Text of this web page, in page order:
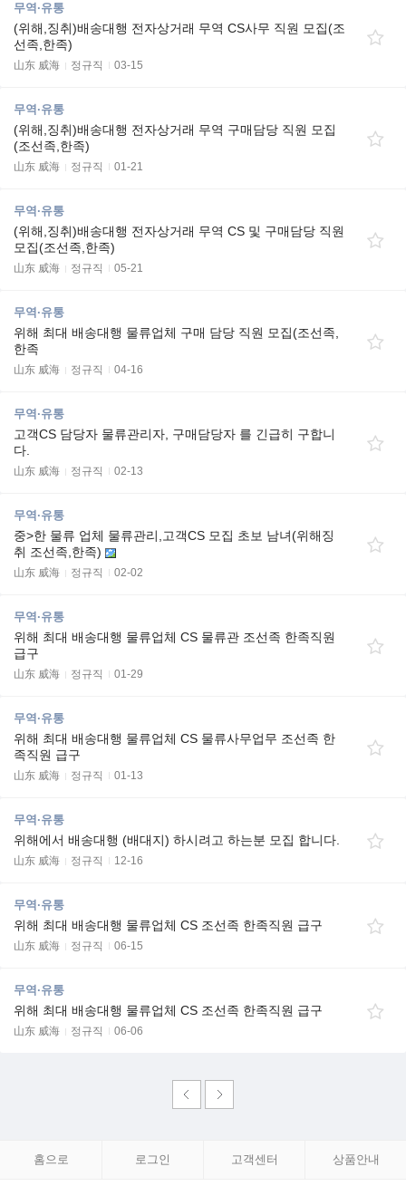
무역·유통
(위해,징취)배송대행 전자상거래 무역 CS사무 직원 모집(조
선족,한족)
山东 威海 정규직 03-15
무역·유통
(위해,징취)배송대행 전자상거래 무역 구매담당 직원 모집
(조선족,한족)
山东 威海 정규직 01-21
무역·유통
(위해,징취)배송대행 전자상거래 무역 CS 및 구매담당 직원
모집(조선족,한족)
山东 威海 정규직 05-21
무역·유통
위해 최대 배송대행 물류업체 구매 담당 직원 모집(조선족,
한족
山东 威海 정규직 04-16
무역·유통
고객CS 담당자 물류관리자, 구매담당자 를 긴급히 구합니
다.
山东 威海 정규직 02-13
무역·유통
중>한 물류 업체 물류관리,고객CS 모집 초보 남녀(위해징
취 조선족,한족)
山东 威海 정규직 02-02
무역·유통
위해 최대 배송대행 물류업체 CS 물류관 조선족 한족직원
급구
山东 威海 정규직 01-29
무역·유통
위해 최대 배송대행 물류업체 CS 물류사무업무 조선족 한
족직원 급구
山东 威海 정규직 01-13
무역·유통
위해에서 배송대행 (배대지) 하시려고 하는분 모집 합니다.
山东 威海 정규직 12-16
무역·유통
위해 최대 배송대행 물류업체 CS 조선족 한족직원 급구
山东 威海 정규직 06-15
무역·유통
위해 최대 배송대행 물류업체 CS 조선족 한족직원 급구
山东 威海 정규직 06-06
홈으로 로그인 고객센터 상품안내